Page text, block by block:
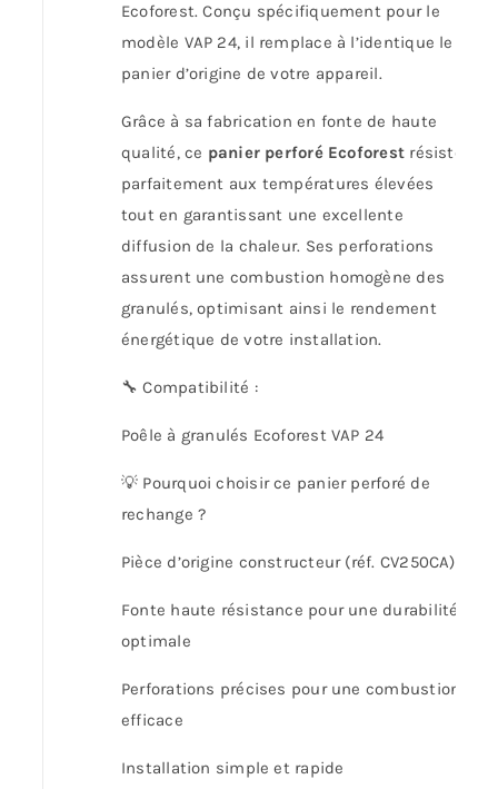
Ecoforest. Conçu spécifiquement pour le
modèle VAP 24, il remplace à l’identique le
panier d’origine de votre appareil.
Grâce à sa fabrication en fonte de haute
qualité, ce panier perforé Ecoforest résiste
parfaitement aux températures élevées
tout en garantissant une excellente
diffusion de la chaleur. Ses perforations
assurent une combustion homogène des
granulés, optimisant ainsi le rendement
énergétique de votre installation.
🔧 Compatibilité :
Poêle à granulés Ecoforest VAP 24
💡 Pourquoi choisir ce panier perforé de
rechange ?
Pièce d’origine constructeur (réf. CV250CA)
Fonte haute résistance pour une durabilité
optimale
Perforations précises pour une combustion
efficace
Installation simple et rapide